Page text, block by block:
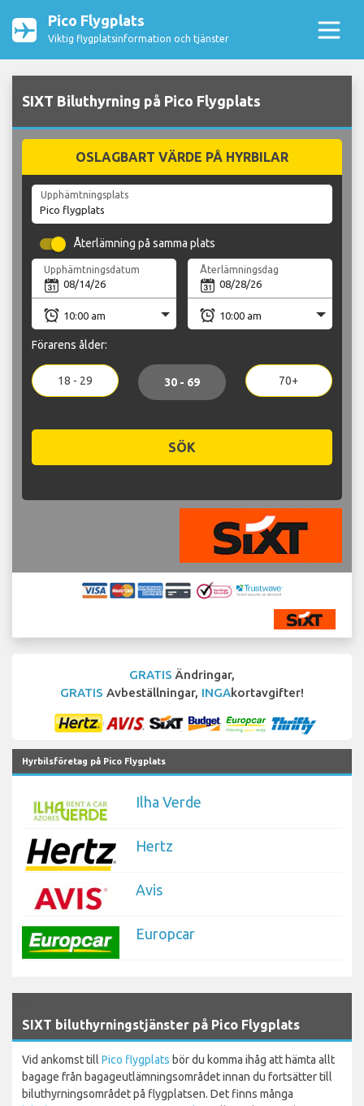
Pico Flygplats
Viktig flygplatsinformation och tjänster
SIXT Biluthyrning på Pico Flygplats
OSLAGBART VÄRDE PÅ HYRBILAR
Upphämtningsplats
Återlämning på samma plats
Upphämtningsdatum Återlämningsdag
Förarens ålder:
18 - 29 30 - 69 70+
SÖK
GRATIS Ändringar,
GRATIS Avbeställningar, INGAkortavgifter!
Hyrbilsföretag på Pico Flygplats
Ilha Verde
Hertz
Avis
Europcar
SIXT biluthyrningstjänster på Pico Flygplats
Vid ankomst till Pico flygplats bör du komma ihåg att hämta allt
bagage från bagageutlämningsområdet innan du fortsätter till
biluthyrningsområdet på flygplatsen. Det finns många